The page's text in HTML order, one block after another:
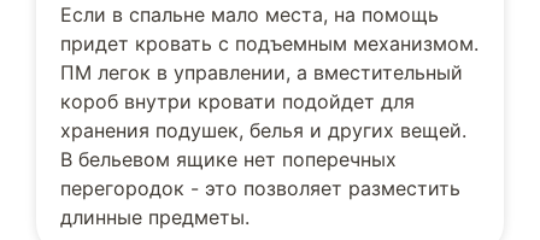
Если в спальне мало места, на помощь
придет кровать с подъемным механизмом.
ПМ легок в управлении, а вместительный
короб внутри кровати подойдет для
хранения подушек, белья и других вещей.
В бельевом ящике нет поперечных
перегородок - это позволяет разместить
длинные предметы.